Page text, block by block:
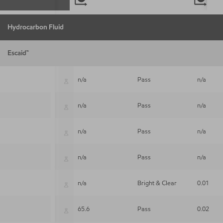
n/a Pass n/a
n/a Pass n/a
n/a Pass n/a
n/a Pass n/a
n/a Bright & Clear 0.01
65.6 Pass 0.02
Hydrocarbon Fluid
Escaid™